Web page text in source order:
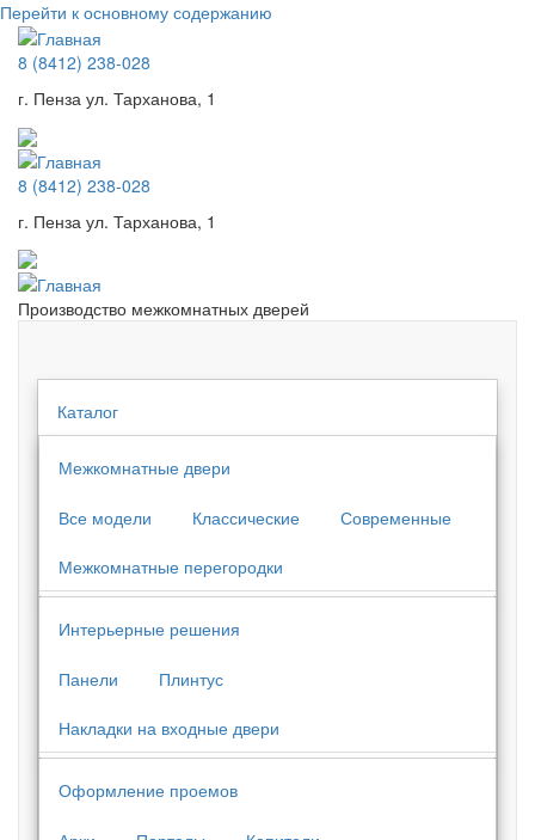
Перейти к основному содержанию
8 (8412) 238-028
г. Пенза ул. Тарханова, 1
8 (8412) 238-028
г. Пенза ул. Тарханова, 1
Производство межкомнатных дверей
Каталог
Межкомнатные двери
Все модели Классические Современные
Межкомнатные перегородки
Интерьерные решения
Панели Плинтус
Накладки на входные двери
Оформление проемов